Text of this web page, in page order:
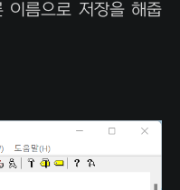
이름으로 저장을 해줍